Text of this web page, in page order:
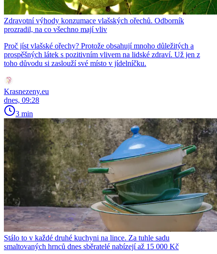
Zdravotní výhody konzumace vlašských ořechů. Odborník
prozradil, na co všechno mají vliv
Proč jíst vlašské ořechy? Protože obsahují mnoho důležitých a
prospěšných látek s pozitivním vlivem na lidské zdraví. Už jen z
toho důvodu si zaslouží své místo v jídelníčku.
Krasnezeny.eu
dnes, 09:28
3 min
Stálo to v každé druhé kuchyni na lince. Za tuhle sadu
smaltovaných hrnců dnes sběratelé nabízejí až 15 000 Kč